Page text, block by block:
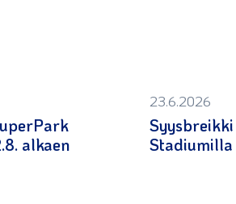
alkaen
23.6.2026
Stadiumilla